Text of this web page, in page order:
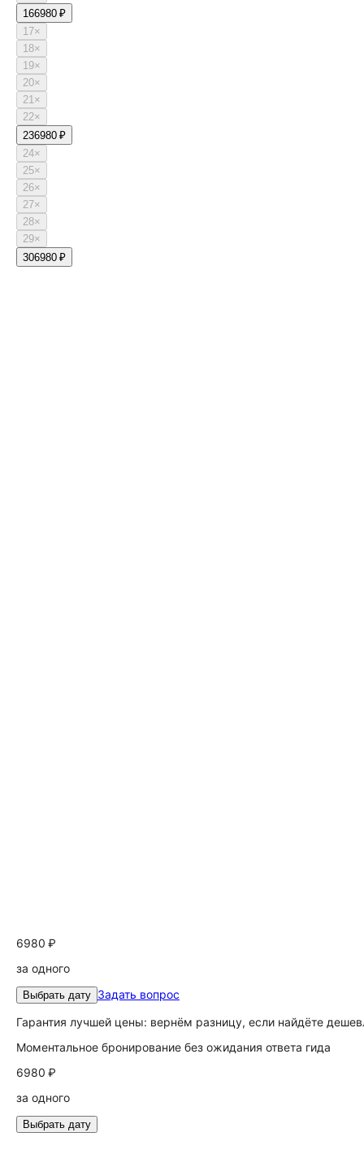
166980 ₽
17×
18×
19×
20×
21×
22×
236980 ₽
24×
25×
26×
27×
28×
29×
306980 ₽
6980 ₽
за одного
Выбрать дату Задать вопрос
Гарантия лучшей цены: вернём разницу, если найдёте
Моментальное бронирование без ожидания ответа гида
6980 ₽
за одного
Выбрать дату